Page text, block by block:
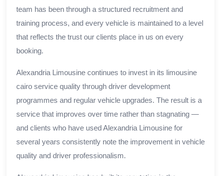
team has been through a structured recruitment and
training process, and every vehicle is maintained to a level
that reflects the trust our clients place in us on every
booking.
Alexandria Limousine continues to invest in its limousine
cairo service quality through driver development
programmes and regular vehicle upgrades. The result is a
service that improves over time rather than stagnating —
and clients who have used Alexandria Limousine for
several years consistently note the improvement in vehicle
quality and driver professionalism.